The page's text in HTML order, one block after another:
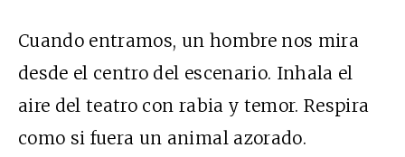
Cuando entramos, un hombre nos mira
desde el centro del escenario. Inhala el
aire del teatro con rabia y temor. Respira
como si fuera un animal azorado.